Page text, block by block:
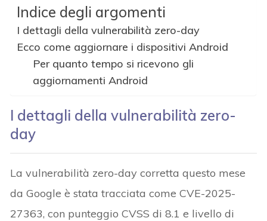
Indice degli argomenti
I dettagli della vulnerabilità zero-day
Ecco come aggiornare i dispositivi Android
Per quanto tempo si ricevono gli
aggiornamenti Android
I dettagli della vulnerabilità zero-
day
La vulnerabilità zero-day corretta questo mese
da Google è stata tracciata come CVE-2025-
27363, con punteggio CVSS di 8.1 e livello di